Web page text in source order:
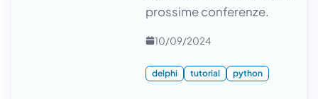
prossime conferenze.
10/09/2024
delphi tutorial python